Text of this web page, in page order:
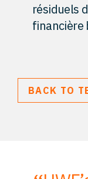
résiduels
financière
BACK TO